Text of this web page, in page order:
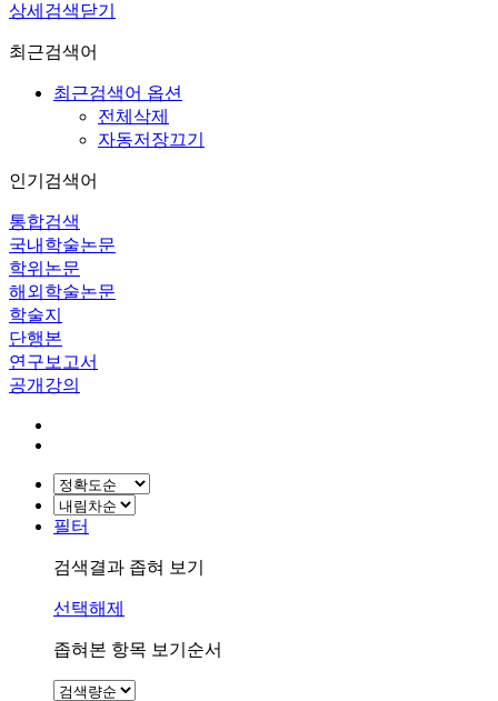
상세검색닫기
최근검색어
최근검색어 옵션
전체삭제
자동저장끄기
인기검색어
통합검색
국내학술논문
학위논문
해외학술논문
학술지
단행본
연구보고서
공개강의
필터
검색결과 좁혀 보기
선택해제
좁혀본 항목 보기순서